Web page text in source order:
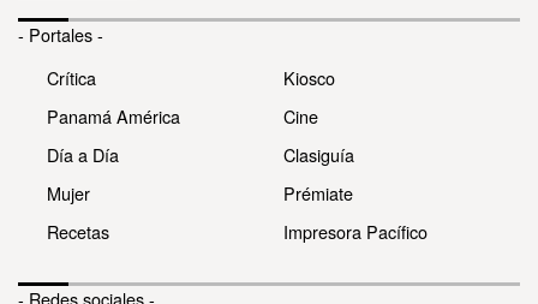
- Portales -
Crítica
Panamá América
Día a Día
Mujer
Recetas
Kiosco
Cine
Clasiguía
Prémiate
Impresora Pacífico
- Redes sociales -